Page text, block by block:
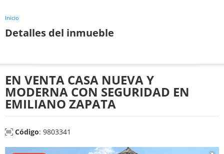
Inicio
Detalles del inmueble
EN VENTA CASA NUEVA Y
MODERNA CON SEGURIDAD EN
EMILIANO ZAPATA
Código: 9803341